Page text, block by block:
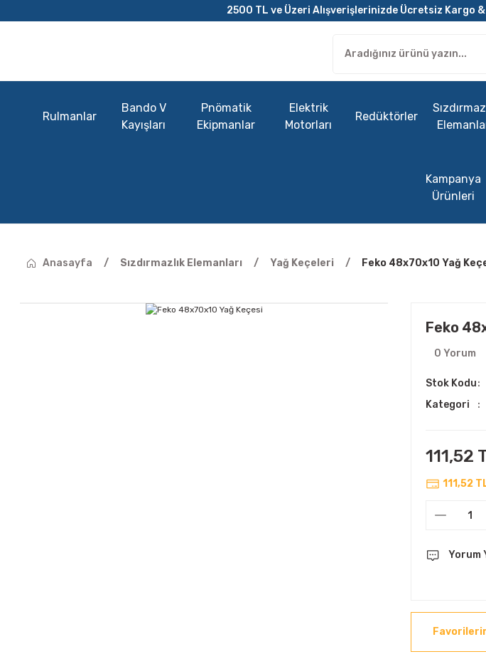
2500 TL ve Üzeri Alışverişlerinizde Ücretsiz Kargo
Rulmanlar
Bando V
Kayışları
Pnömatik
Ekipmanlar
Elektrik
Motorları
Redüktörler
Kampanya
Ürünleri
Anasayfa Sızdırmazlık Elemanları Yağ Keçeleri Feko 48x70x10 Yağ
Feko
0 Yorum
Stok Kodu
Kategori
111,52
111,52
Yorum